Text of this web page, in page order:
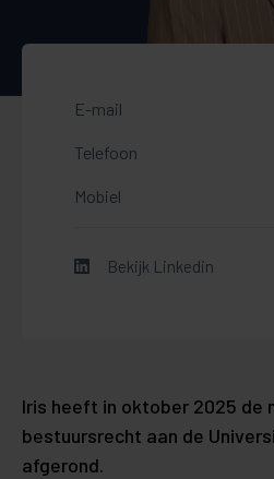
E-mail
Telefoon
Mobiel
Bekijk Linkedin
Iris heeft in oktober 2025 de
bestuursrecht aan de
afgerond.